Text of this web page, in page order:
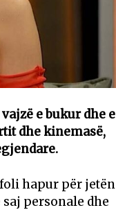
e bukur dhe e
dhe kinemasë,
hapur për jetën
personale dhe